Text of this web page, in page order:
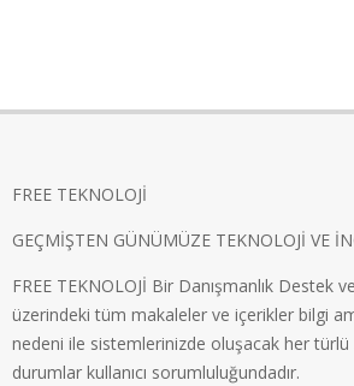
FREE TEKNOLOJİ
GEÇMİŞTEN GÜNÜMÜZE TEKNOLOJİ VE
FREE TEKNOLOJİ Bir Danışmanlık Destek
üzerindeki tüm makaleler ve içerikler bilgi
nedeni ile sistemlerinizde oluşacak her türlü
durumlar kullanıcı sorumluluğundadır.